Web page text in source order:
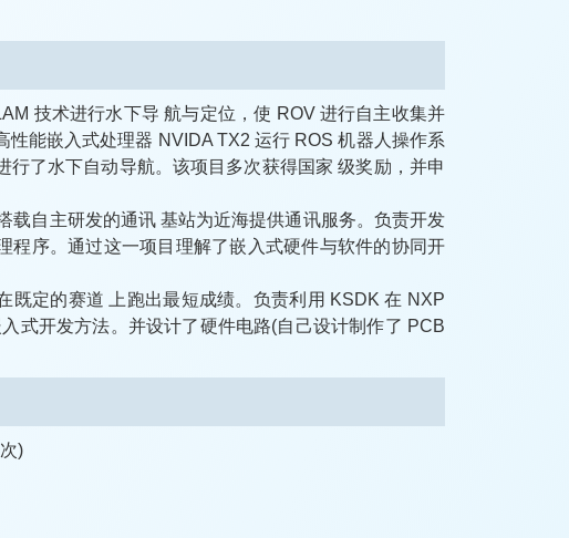
技术进行水下导 航与定位，使 ROV 进行自主收集并
能嵌入式处理器 NVIDA TX2 运行 ROS 机器人操作系
了水下自动导航。该项目多次获得国家 级奖励，并申
载自主研发的通讯 基站为近海提供通讯服务。负责开发
程序。通过这一项目理解了嵌入式硬件与软件的协同开
既定的赛道 上跑出最短成绩。负责利用 KSDK 在 NXP
式开发方法。并设计了硬件电路(自己设计制作了 PCB
)